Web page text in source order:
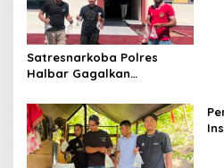
Satresnarkoba Polres
Halbar Gagalkan
Sita Ratusan Kantong
Barang Bukti